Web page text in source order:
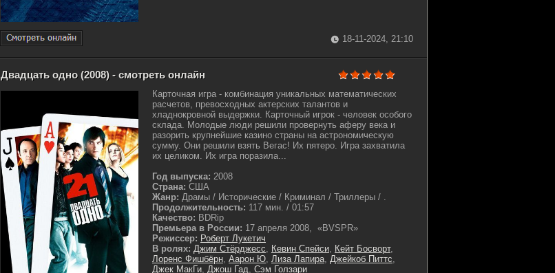
18-11-2024, 21:10
Двадцать одно (2008) - смотреть онлайн
Карточная игра - комбинация уникальных математических
расчетов, превосходных актерских талантов и
хладнокровной выдержки. Карточный игрок - человек особого
склада. Молодые люди решили провернуть аферу века и
разорить крупнейшие казино страны на астрономическую
сумму. Они решили взять Вегас! Их пятеро. Игра захватила
их целиком. Их игра поразила...
Год выпуска: 2008
Страна: США
Жанр: Драмы / Исторические / Криминал / Триллеры / .
Продолжительность: 117 мин. / 01:57
Качество: BDRip
Премьера в России: 17 апреля 2008, «BVSPR»
Режиссер: Роберт Лукетич
В ролях: Джим Стёрджесс, Кевин Спейси, Кейт Босворт,
Лоренс Фишбёрн, Аарон Ю, Лиза Лапира, Джейкоб Питтс,
Джек МакГи, Джош Гад, Сэм Голзари